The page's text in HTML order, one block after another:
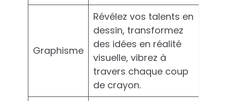
Graphisme
Révélez vos talents en
dessin, transformez
des idées en réalité
visuelle, vibrez à
travers chaque coup
de crayon.